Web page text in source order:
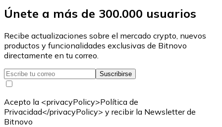
Únete a más de 300.000 usuarios
Recibe actualizaciones sobre el mercado crypto, nuevos
productos y funcionalidades exclusivas de Bitnovo
directamente en tu correo.
Suscribirse
Acepto la <privacyPolicy>Política de
Privacidad</privacyPolicy> y recibir la Newsletter de
Bitnovo